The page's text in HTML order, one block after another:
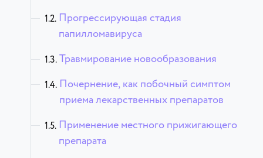
Прогрессирующая стадия
папилломавируса
Травмирование новообразования
Почернение, как побочный симптом
приема лекарственных препаратов
Применение местного прижигающего
препарата